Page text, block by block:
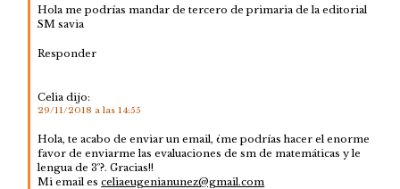
Hola me podrías mandar de tercero de primaria de la editorial
SM savia
Responder
Celia dijo:
29/11/2018 a las 14:55
Hola, te acabo de enviar un email, ¿me podrías hacer el enorme
favor de enviarme las evaluaciones de sm de matemáticas y le
lengua de 3º?. Gracias!!
Mi email esceliaeugenianunez@gmail.com